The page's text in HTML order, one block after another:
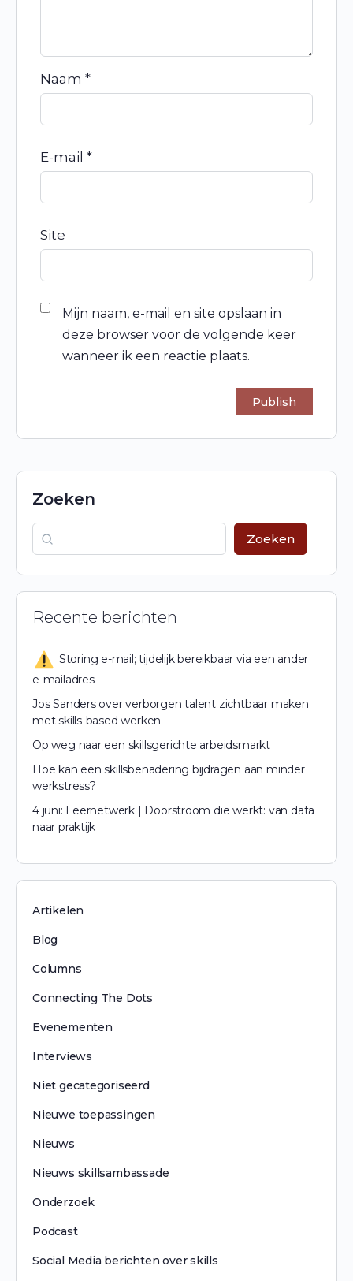
Naam *
E-mail *
Site
Mijn naam, e-mail en site opslaan in
deze browser voor de volgende keer
wanneer ik een reactie plaats.
Zoeken
Zoeken
Recente berichten
Storing e-mail; tijdelijk bereikbaar via een ander
e-mailadres
Jos Sanders over verborgen talent zichtbaar maken
met skills-based werken
Op weg naar een skillsgerichte arbeidsmarkt
Hoe kan een skillsbenadering bijdragen aan minder
werkstress?
4 juni: Leernetwerk | Doorstroom die werkt: van data
naar praktijk
Artikelen
Blog
Columns
Connecting The Dots
Evenementen
Interviews
Niet gecategoriseerd
Nieuwe toepassingen
Nieuws
Nieuws skillsambassade
Onderzoek
Podcast
Social Media berichten over skills